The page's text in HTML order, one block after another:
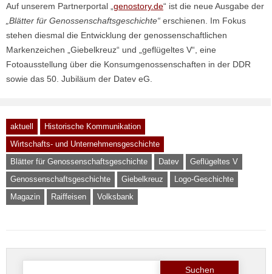
Auf unserem Partnerportal „ genostory.de“ ist die neue Ausgabe der
„Blätter für Genossenschaftsgeschichte“ erschienen. Im Fokus
stehen diesmal die Entwicklung der genossenschaftlichen
Markenzeichen „Giebelkreuz“ und „geflügeltes V“, eine
Fotoausstellung über die Konsumgenossenschaften in der DDR
sowie das 50. Jubiläum der Datev eG.
aktuell
Historische Kommunikation
Wirtschafts- und Unternehmensgeschichte
Blätter für Genossenschaftsgeschichte
Datev
Geflügeltes V
Genossenschaftsgeschichte
Giebelkreuz
Logo-Geschichte
Magazin
Raiffeisen Volksbank
Suche